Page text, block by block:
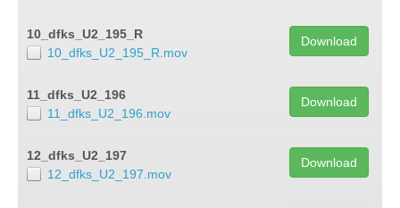
10_dfks_U2_195_R
10_dfks_U2_195_R.mov
Download
11_dfks_U2_196
11_dfks_U2_196.mov
Download
12_dfks_U2_197
12_dfks_U2_197.mov
Download